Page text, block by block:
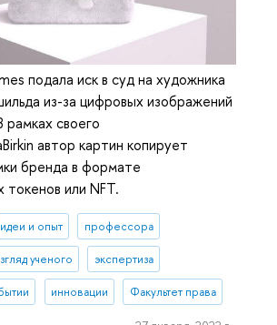
подала иск в суд на художника
из-за цифровых изображений
рамках своего
автор картин копирует
бренда в формате
или NFT.
идеи и опыт профессора
ученого экспертиза
инновации Факультет права